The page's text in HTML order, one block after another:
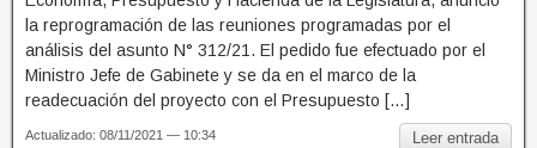
la reprogramación de las reuniones programadas por el
análisis del asunto N° 312/21. El pedido fue efectuado por el
Ministro Jefe de Gabinete y se da en el marco de la
readecuación del proyecto con el Presupuesto […]
Leer entrada
Actualizado: 08/11/2021 — 10:34